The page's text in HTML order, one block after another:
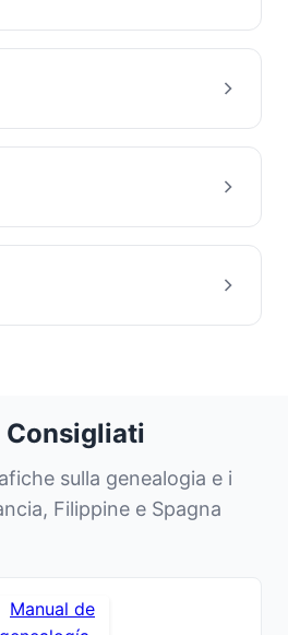
Consigliati
sulla genealogia e i
Filippine e Spagna